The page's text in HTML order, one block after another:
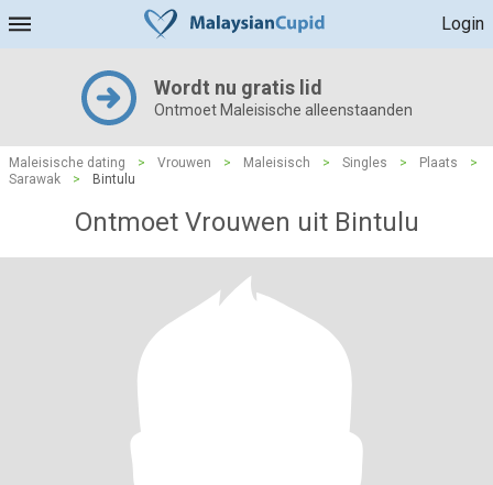
Login
Wordt nu gratis lid
Ontmoet Maleisische alleenstaanden
Maleisische dating > Vrouwen > Maleisisch > Singles > Plaats
>
Sarawak
> Bintulu
Ontmoet Vrouwen uit Bintulu